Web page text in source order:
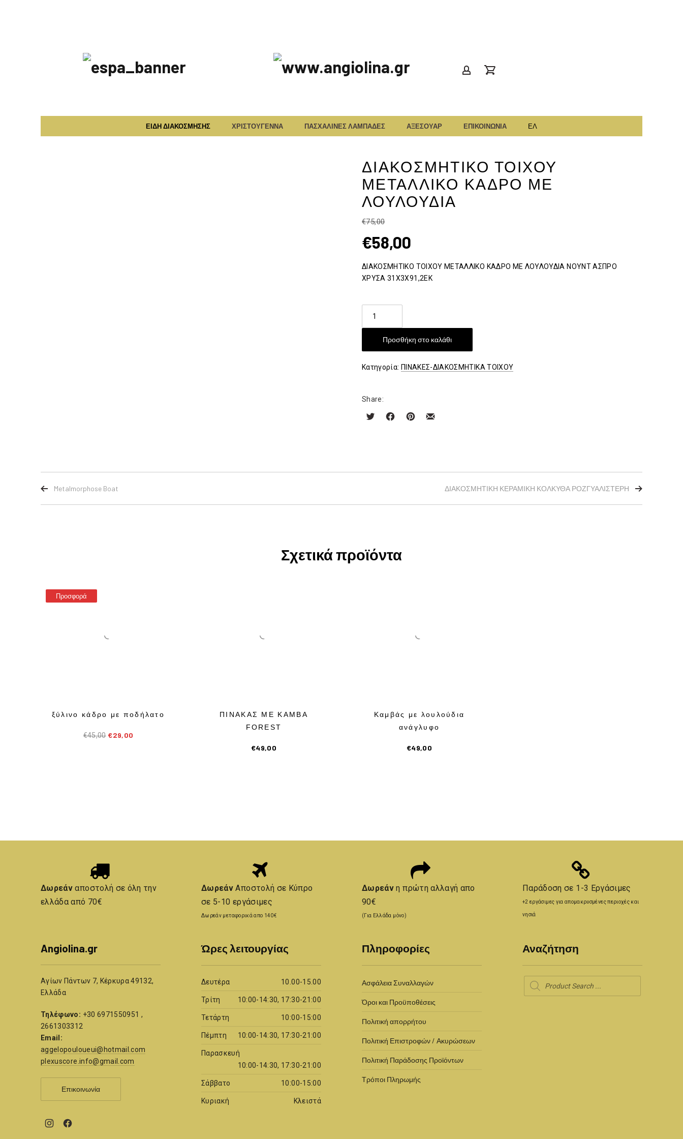
ΕΣΠΑ
2020
www.angiolina.gr
ΕΙΔΗ ΔΙΑΚΟΣΜΗΣΗΣ ΧΡΙΣΤΟΥΓΕΝΝΑ ΠΑΣΧΑΛΙΝΕΣ ΛΑΜΠΑΔΕΣ ΑΞΕΣΟΥΑΡ ΕΠΙΚΟΙΝΩΝΙΑ ΕΛ
ΔΙΑΚΟΣΜΗΤΙΚΟ ΤΟΙΧΟΥ
ΜΕΤΑΛΛΙΚΟ ΚΑΔΡΟ ΜΕ
ΛΟΥΛΟΥΔΙΑ
€75,00
€58,00
ΔΙΑΚΟΣΜΗΤΙΚΟ ΤΟΙΧΟΥ ΜΕΤΑΛΛΙΚΟ ΚΑΔΡΟ ΜΕ ΛΟΥΛΟΥΔΙΑ ΝΟΥΝΤ ΑΣΠΡΟ
ΧΡΥΣΑ 31Χ3Χ91,2ΕΚ
ΤΟΙΧΟΥ
ΚΑΔΡΟ
ΛΟΥΛΟΥΔΙΑ
Προσθήκη στο καλάθι
Κατηγορία: ΠΙΝΑΚΕΣ-ΔΙΑΚΟΣΜΗΤΙΚΑ ΤΟΙΧΟΥ
Share:
Metalmorphose Boat ΔΙΑΚΟΣΜΗΤΙΚΗ ΚΕΡΑΜΙΚΗ ΚΟΛΚΥΘΑ ΡΟΖΓΥΑΛΙΣΤΕΡΗ
Σχετικά προϊόντα
Προσφορά
ξύλινο κάδρο με ποδήλατο
€45,00 €29,00
ΠΙΝΑΚΑΣ ΜΕ ΚΑΜΒΑ
FOREST
€49,00
Καμβάς με λουλούδια
ανάγλυφο
€49,00
Δωρεάναποστολή σε όλη την
ελλάδα από 70€
ΔωρεάνΑποστολή σε Κύπρο
σε 5-10 εργάσιμες
Δωρεάν μεταφορικά απο 140€
Δωρεάνη πρώτη αλλαγή απο
90€
(Για Ελλάδα μόνο)
Παράδοση σε 1-3 Εργάσιμες
+2 εργάσιμες για απομακρυσμένες περιοχές και
νησιά
Angiolina.gr
Αγίων Πάντων 7, Κέρκυρα 49132,
Ελλάδα
Τηλέφωνο: +30 6971550951 ,
2661303312
Email:
aggelopouloueui@hotmail.com
plexuscore.info@gmail.com
Επικοινωνία
New
New
Ώρες λειτουργίας
Δευτέρα 10.00-15.00
Τρίτη 10:00-14:30, 17:30-21:00
Τετάρτη 10:00-15:00
Πέμπτη 10:00-14:30, 17:30-21:00
Παρασκευή
10:00-14:30, 17:30-21:00
Σάββατο 10:00-15:00
Κυριακή Κλειστά
Πληροφορίες
Ασφάλεια Συναλλαγών
Όροι και Προϋποθέσεις
Πολιτική απορρήτου
Πολιτική Επιστροφών / Ακυρώσεων
Πολιτική Παράδοσης Προϊόντων
Τρόποι Πληρωμής
Αναζήτηση
Products
search